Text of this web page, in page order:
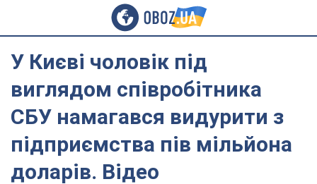
У Києві чоловік під
виглядом співробітника
СБУ намагався видурити з
підприємства пів мільйона
доларів. Відео